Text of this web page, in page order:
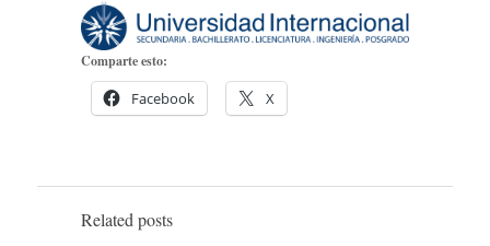
Comparte esto:
Facebook X
Related posts